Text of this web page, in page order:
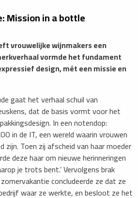
Mission in a bottle
vrouwelijke wijnmakers een
vormde het fundament
design, mét een missie en
gaat het verhaal schuil van
dat de basis vormt voor het
In een notendop:
in de IT, een wereld waarin vrouwen
zijn. Toen zij afscheid van haar moeder
deze haar om nieuwe herinneringen
je trots bent.’ Vervolgens brak
concludeerde ze dat ze
waar ze werkte, en besloot ze het